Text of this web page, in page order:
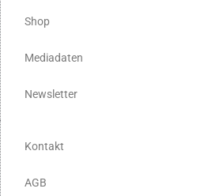
Shop
Mediadaten
Newsletter
Kontakt
AGB